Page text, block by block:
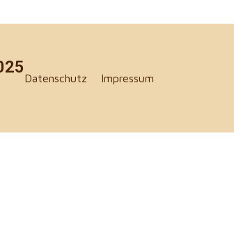
Datenschutz Impressum